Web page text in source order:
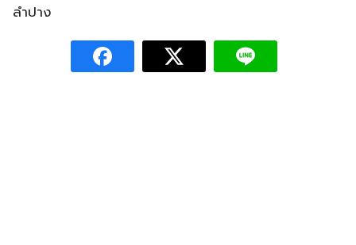
ลำปาง